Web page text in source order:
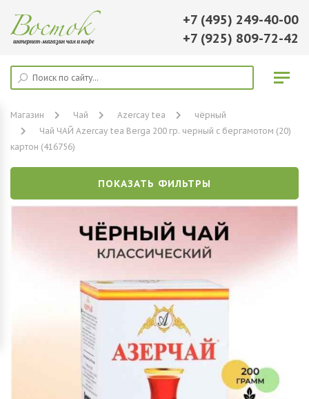
+7 (495) 249-40-00
+7 (925) 809-72-42
Магазин Чай Azercay tea
чёрный
Чай ЧАЙ Azercay tea Berga 200 гр. черный с бергамотом (20)
картон (416756)
ПОКАЗАТЬ ФИЛЬТРЫ